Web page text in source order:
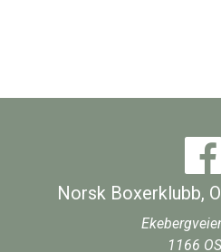
Norsk Boxerklubb,
1166